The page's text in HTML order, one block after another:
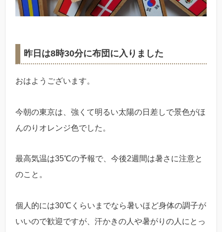
昨日は8時30分に布団に入りました
おはようございます。
今朝の東京は、強くて明るい太陽の日差しで景色がほ
んのりオレンジ色でした。
最高気温は35℃の予報で、今後2週間は暑さに注意と
のこと。
個人的には30℃くらいまでなら暑いほど身体の調子が
いいので歓迎ですが、汗かきの人や暑がりの人にとっ